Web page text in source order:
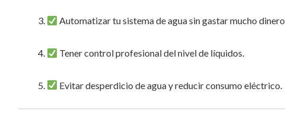
Automatizar tu sistema de agua sin gastar mucho
Tener control profesional del nivel de líquidos.
Evitar desperdicio de agua y reducir consumo eléctrico.